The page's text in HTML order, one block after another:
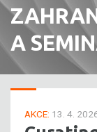
A
AKCE: 13. 4.